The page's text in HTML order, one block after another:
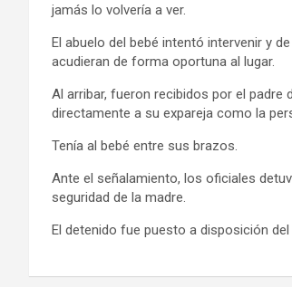
jamás lo volvería a ver.
El abuelo del bebé intentó intervenir y
acudieran de forma oportuna al lugar.
Al arribar, fueron recibidos por el padre
directamente a su expareja como la
Tenía al bebé entre sus brazos.
Ante el señalamiento, los oficiales
seguridad de la madre.
El detenido fue puesto a disposición